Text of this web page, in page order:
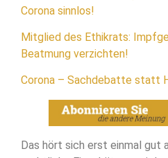
Corona sinnlos!
Mitglied des Ethikrats:
Beatmung verzichten!
Corona – Sachdebatte statt
Das hört sich erst einmal gut